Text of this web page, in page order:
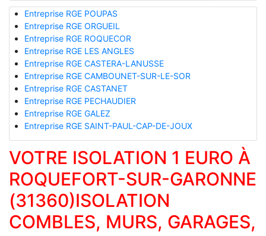
Entreprise RGE POUPAS
Entreprise RGE ORGUEIL
Entreprise RGE ROQUECOR
Entreprise RGE LES ANGLES
Entreprise RGE CASTERA-LANUSSE
Entreprise RGE CAMBOUNET-SUR-LE-SOR
Entreprise RGE CASTANET
Entreprise RGE PECHAUDIER
Entreprise RGE GALEZ
Entreprise RGE SAINT-PAUL-CAP-DE-JOUX
VOTRE ISOLATION 1 EURO À
ROQUEFORT-SUR-GARONNE
(31360)ISOLATION
COMBLES, MURS, GARAGES,